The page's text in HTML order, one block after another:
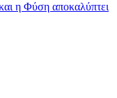
η Φύση αποκαλύπτει